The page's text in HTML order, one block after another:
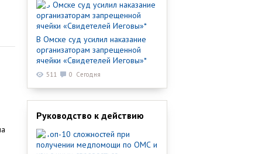
В Омске суд усилил наказание
организаторам запрещенной
ячейки «Свидетелей Иеговы»*
511 0 Сегодня
Руководство к действию